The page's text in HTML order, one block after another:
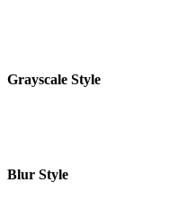
Grayscale Style
Blur Style